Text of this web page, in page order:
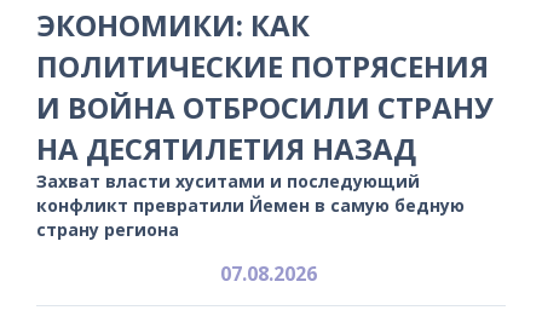
ЭКОНОМИКИ: КАК
ПОЛИТИЧЕСКИЕ ПОТРЯСЕНИЯ
И ВОЙНА ОТБРОСИЛИ СТРАНУ
НА ДЕСЯТИЛЕТИЯ НАЗАД
Захват власти хуситами и последующий
конфликт превратили Йемен в самую бедную
страну региона
07.08.2026